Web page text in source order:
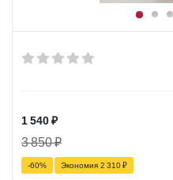
1 540₽
3 850₽
-60% Экономия 2 310₽